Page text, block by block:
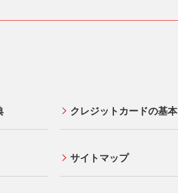
クレジットカードの基本
サイトマップ